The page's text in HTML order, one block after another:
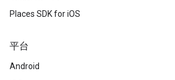
Places SDK for iOS
平台
Android